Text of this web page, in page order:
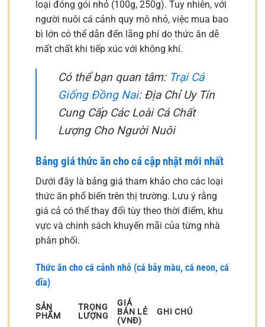
loại đóng gói nhỏ (100g, 250g). Tuy nhiên, với
người nuôi cá cảnh quy mô nhỏ, việc mua bao
bì lớn có thể dẫn đến lãng phí do thức ăn dễ
mất chất khi tiếp xúc với không khí.
Có thể bạn quan tâm: Trại Cá
Giống Đồng Nai: Địa Chỉ Uy Tín
Cung Cấp Các Loài Cá Chất
Lượng Cho Người Nuôi
Bảng giá thức ăn cho cá cập nhật mới nhất
Dưới đây là bảng giá tham khảo cho các loại
thức ăn phổ biến trên thị trường. Lưu ý rằng
giá cả có thể thay đổi tùy theo thời điểm, khu
vực và chính sách khuyến mãi của từng nhà
phân phối.
Thức ăn cho cá cảnh nhỏ (cá bảy màu, cá neon, cá
dĩa)
SẢN
PHẨM
TRỌNG
LƯỢNG
GIÁ
BÁN LẺ
(VNĐ)
GHI CHÚ